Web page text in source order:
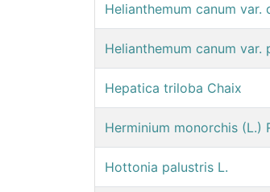
Helianthemum canum
Helianthemum canum var.
Hepatica triloba Chaix
Herminium monorchis (L.)
Hottonia palustris L.